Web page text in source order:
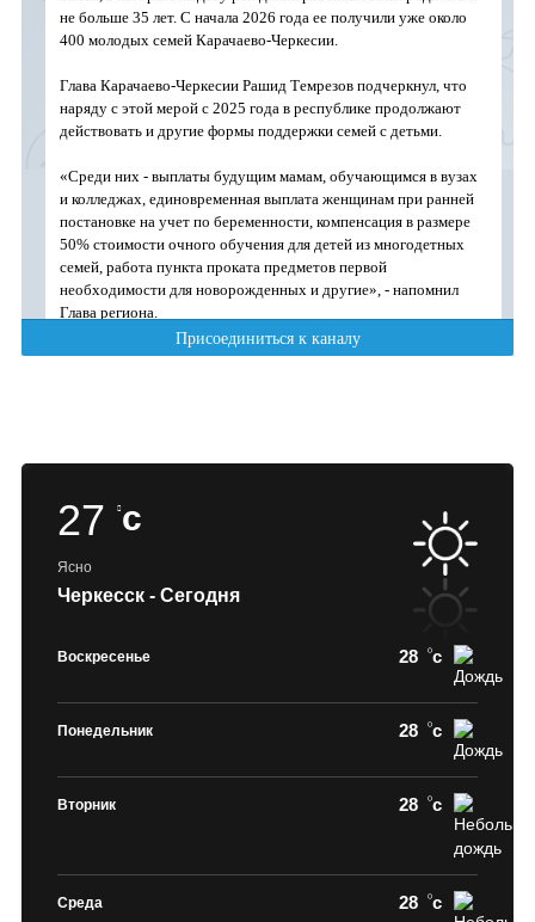
27 c
Ясно
Черкесск - Сегодня
Воскресенье 28 c
Понедельник 28 c
Вторник 28 c
Среда 28 c